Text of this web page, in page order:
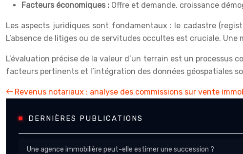
Facteurs économiques : Offre et demande, croissance
Les aspects juridiques sont fondamentaux : le cadastre
L’absence de litiges ou de servitudes occultes est cruciale.
L’évaluation précise de la valeur d’un terrain est un
facteurs pertinents et l’intégration des données géospatiales
Revenus notariaux : analyse des commissions sur vente
DERNIÈRES PUBLICATIONS
Une agence immobilière peut-elle estimer une succession ?